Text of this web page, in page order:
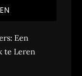
Een
te Leren